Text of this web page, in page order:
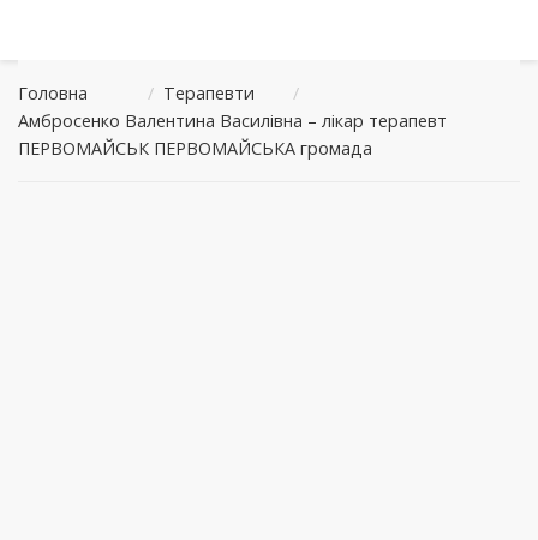
Головна / Терапевти
/
Амбросенко Валентина Василівна – лікар терапевт
ПЕРВОМАЙСЬК ПЕРВОМАЙСЬКА громада